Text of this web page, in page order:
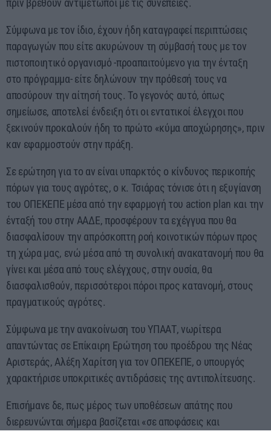
πριν βρεθούν αντιμέτωποι με τις συνέπειες.
Σύμφωνα με τον ίδιο, έχουν ήδη καταγραφεί περιπτώσεις
παραγωγών που είτε ακυρώνουν τη σύμβασή τους με τον
πιστοποιητικό οργανισμό -προαπαιτούμενο για την ένταξη
στο πρόγραμμα- είτε δηλώνουν την πρόθεσή τους να
αποσύρουν την αίτησή τους. Το γεγονός αυτό, όπως
σημείωσε, αποτελεί ένδειξη ότι οι εντατικοί έλεγχοι που
ξεκινούν προκαλούν ήδη το πρώτο «κύμα αποχώρησης», πριν
καν εφαρμοστούν στην πράξη.
Σε ερώτηση για το αν είναι υπαρκτός ο κίνδυνος περικοπής
πόρων για τους αγρότες, ο κ. Τσιάρας τόνισε ότι η εξυγίανση
του ΟΠΕΚΕΠΕ μέσα από την εφαρμογή του action plan και την
ένταξή του στην ΑΑΔΕ, προσφέρουν τα εχέγγυα που θα
διασφαλίσουν την απρόσκοπτη ροή κοινοτικών πόρων προς
τη χώρα μας, ενώ μέσα από τη συνολική ανακατανομή που θα
γίνει και μέσα από τους ελέγχους, στην ουσία, θα
διασφαλισθούν, περισσότεροι πόροι προς κατανομή, στους
πραγματικούς αγρότες.
Σύμφωνα με την ανακοίνωση του ΥΠΑΑΤ, νωρίτερα
απαντώντας σε Επίκαιρη Ερώτηση του προέδρου της Νέας
Αριστεράς, Αλέξη Χαρίτση για τον ΟΠΕΚΕΠΕ, ο υπουργός
χαρακτήρισε υποκριτικές αντιδράσεις της αντιπολίτευσης.
Επισήμανε δε, πως μέρος των υποθέσεων απάτης που
διερευνώνται σήμερα βασίζεται «σε αποφάσεις και